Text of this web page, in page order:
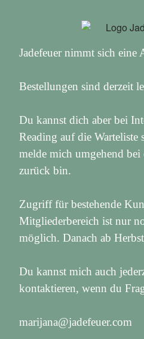
Jadefeuer nimmt sich eine
Bestellungen sind derzeit
Du kannst dich aber bei
Reading auf die Warteliste
melde mich umgehend
zurück bin.
Zugriff für bestehende
Mitgliederbereich ist nur
möglich. Danach ab
Du kannst mich auch
kontaktieren, wenn du
marijana@jadefeuer.com